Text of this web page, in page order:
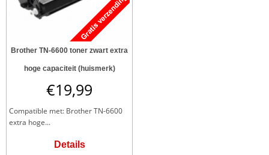
Brother TN-6600 toner zwart extra
hoge capaciteit (huismerk)
€19,99
Compatible met: Brother TN-6600
extra hoge...
Details